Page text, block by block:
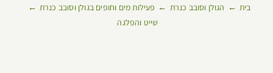
בית הגולן וסובב כנרת
פעילות מים וחופים בגולן וסובב כנרת
שייט והפלגה